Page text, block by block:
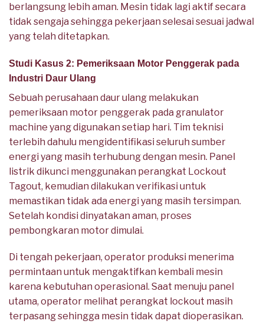
berlangsung lebih aman. Mesin tidak lagi aktif secara
tidak sengaja sehingga pekerjaan selesai sesuai jadwal
yang telah ditetapkan.
Studi Kasus 2: Pemeriksaan Motor Penggerak pada
Industri Daur Ulang
Sebuah perusahaan daur ulang melakukan
pemeriksaan motor penggerak pada granulator
machine yang digunakan setiap hari. Tim teknisi
terlebih dahulu mengidentifikasi seluruh sumber
energi yang masih terhubung dengan mesin. Panel
listrik dikunci menggunakan perangkat Lockout
Tagout, kemudian dilakukan verifikasi untuk
memastikan tidak ada energi yang masih tersimpan.
Setelah kondisi dinyatakan aman, proses
pembongkaran motor dimulai.
Di tengah pekerjaan, operator produksi menerima
permintaan untuk mengaktifkan kembali mesin
karena kebutuhan operasional. Saat menuju panel
utama, operator melihat perangkat lockout masih
terpasang sehingga mesin tidak dapat dioperasikan.